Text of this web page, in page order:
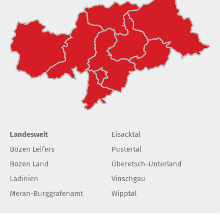
Landesweit
Bozen Leifers
Bozen Land
Ladinien
Meran-Burggrafenamt
Eisacktal
Pustertal
Überetsch-Unterland
Vinschgau
Wipptal